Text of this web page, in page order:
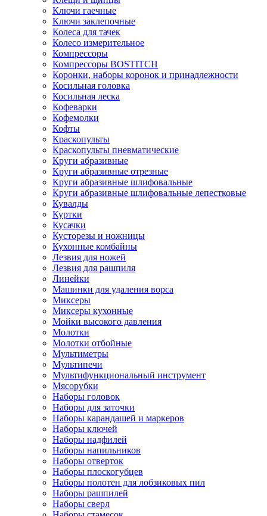
Ключи гаечные
Ключи заклепочные
Колеса для тачек
Колесо измерительное
Компрессоры
Компрессоры BOSTITCH
Коронки, наборы коронок и принадлежности
Косильная головка
Косильная леска
Кофеварки
Кофемолки
Кофты
Краскопульты
Краскопульты пневматические
Круги абразивные
Круги абразивные отрезные
Круги абразивные шлифовальные
Круги абразивные шлифовальные лепестковые
Кувалды
Куртки
Кусачки
Кусторезы и ножницы
Кухонные комбайны
Лезвия для ножей
Лезвия для рашпиля
Линейки
Машинки для удаления ворса
Миксеры
Миксеры кухонные
Мойки высокого давления
Молотки
Молотки отбойные
Мультиметры
Мультипечи
Мультифункциональный инструмент
Мясорубки
Наборы головок
Наборы для заточки
Наборы карандашей и маркеров
Наборы ключей
Наборы надфилей
Наборы напильников
Наборы отверток
Наборы плоскогубцев
Наборы полотен для лобзиковых пил
Наборы рашпилей
Наборы сверл